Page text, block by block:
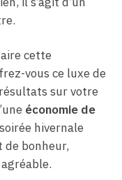
cette
vous ce luxe de
sur votre
économie de
hivernale
de bonheur,